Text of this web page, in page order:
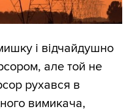
і відчайдушно
але той не
рухався в
вимикача,